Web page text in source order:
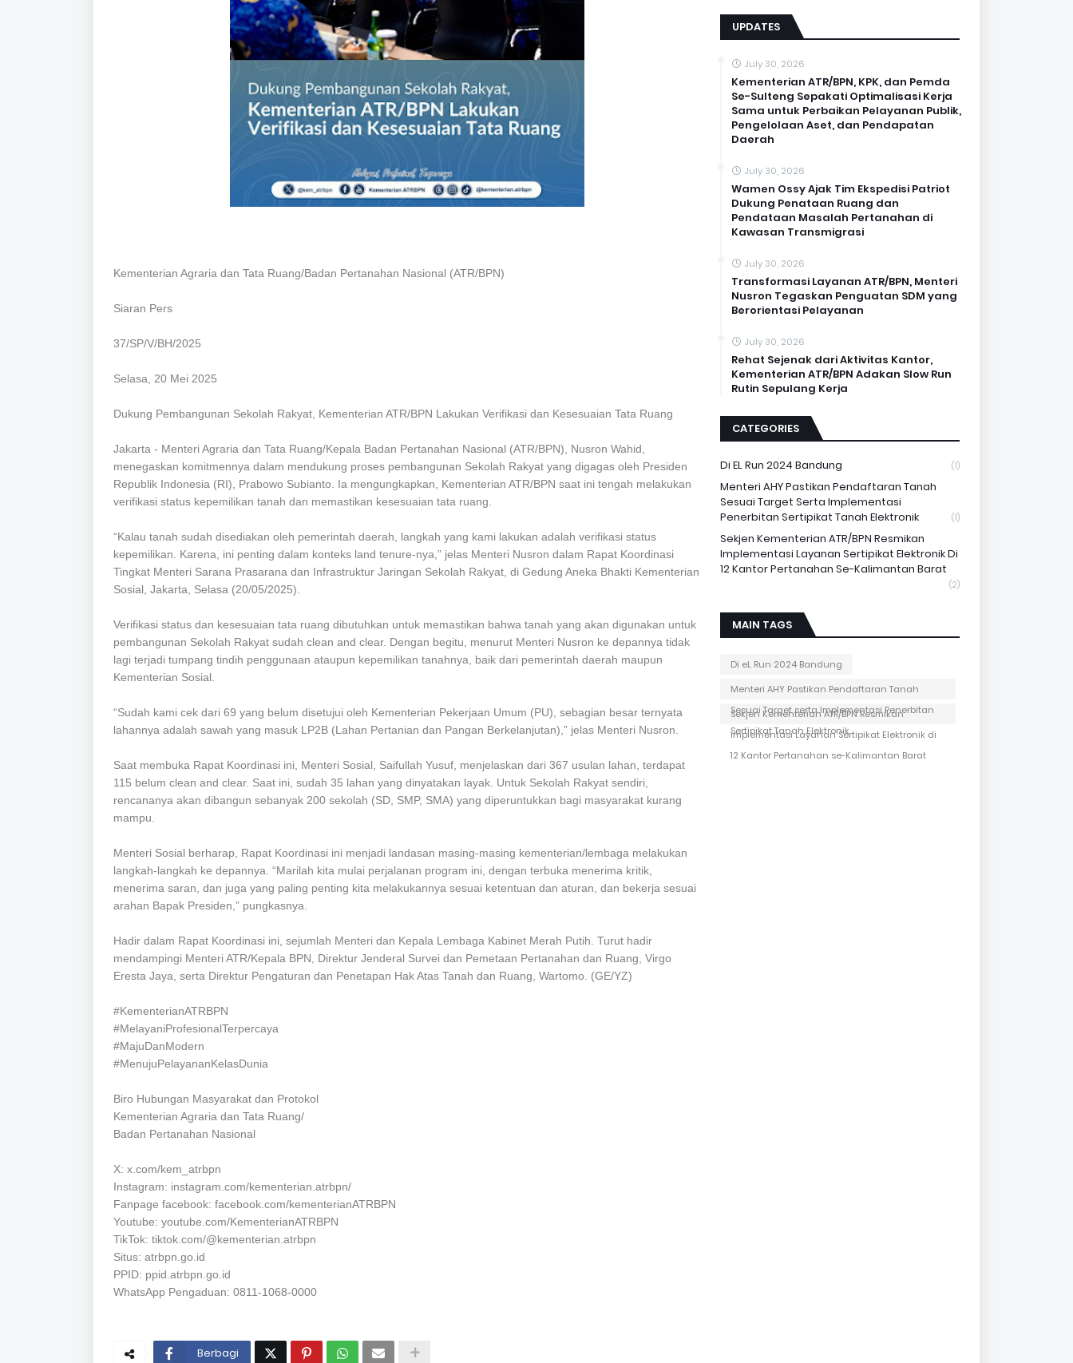
Kementerian Agraria dan Tata Ruang/Badan Pertanahan Nasional (ATR/BPN)
Siaran Pers
37/SP/V/BH/2025
Selasa, 20 Mei 2025
Dukung Pembangunan Sekolah Rakyat, Kementerian ATR/BPN Lakukan Verifikasi dan Kesesuaian Tata Ruang
Jakarta - Menteri Agraria dan Tata Ruang/Kepala Badan Pertanahan Nasional (ATR/BPN), Nusron Wahid,
menegaskan komitmennya dalam mendukung proses pembangunan Sekolah Rakyat yang digagas oleh Presiden
Republik Indonesia (RI), Prabowo Subianto. Ia mengungkapkan, Kementerian ATR/BPN saat ini tengah melakukan
verifikasi status kepemilikan tanah dan memastikan kesesuaian tata ruang.
“Kalau tanah sudah disediakan oleh pemerintah daerah, langkah yang kami lakukan adalah verifikasi status
kepemilikan. Karena, ini penting dalam konteks land tenure-nya,” jelas Menteri Nusron dalam Rapat Koordinasi
Tingkat Menteri Sarana Prasarana dan Infrastruktur Jaringan Sekolah Rakyat, di Gedung Aneka Bhakti Kementerian
Sosial, Jakarta, Selasa (20/05/2025).
Verifikasi status dan kesesuaian tata ruang dibutuhkan untuk memastikan bahwa tanah yang akan digunakan untuk
pembangunan Sekolah Rakyat sudah clean and clear. Dengan begitu, menurut Menteri Nusron ke depannya tidak
lagi terjadi tumpang tindih penggunaan ataupun kepemilikan tanahnya, baik dari pemerintah daerah maupun
Kementerian Sosial.
“Sudah kami cek dari 69 yang belum disetujui oleh Kementerian Pekerjaan Umum (PU), sebagian besar ternyata
lahannya adalah sawah yang masuk LP2B (Lahan Pertanian dan Pangan Berkelanjutan),” jelas Menteri Nusron.
Saat membuka Rapat Koordinasi ini, Menteri Sosial, Saifullah Yusuf, menjelaskan dari 367 usulan lahan, terdapat
115 belum clean and clear. Saat ini, sudah 35 lahan yang dinyatakan layak. Untuk Sekolah Rakyat sendiri,
rencananya akan dibangun sebanyak 200 sekolah (SD, SMP, SMA) yang diperuntukkan bagi masyarakat kurang
mampu.
Menteri Sosial berharap, Rapat Koordinasi ini menjadi landasan masing-masing kementerian/lembaga melakukan
langkah-langkah ke depannya. “Marilah kita mulai perjalanan program ini, dengan terbuka menerima kritik,
menerima saran, dan juga yang paling penting kita melakukannya sesuai ketentuan dan aturan, dan bekerja sesuai
arahan Bapak Presiden,” pungkasnya.
Hadir dalam Rapat Koordinasi ini, sejumlah Menteri dan Kepala Lembaga Kabinet Merah Putih. Turut hadir
mendampingi Menteri ATR/Kepala BPN, Direktur Jenderal Survei dan Pemetaan Pertanahan dan Ruang, Virgo
Eresta Jaya, serta Direktur Pengaturan dan Penetapan Hak Atas Tanah dan Ruang, Wartomo. (GE/YZ)
#KementerianATRBPN
#MelayaniProfesionalTerpercaya
#MajuDanModern
#MenujuPelayananKelasDunia
Biro Hubungan Masyarakat dan Protokol
Kementerian Agraria dan Tata Ruang/
Badan Pertanahan Nasional
X: x.com/kem_atrbpn
Instagram: instagram.com/kementerian.atrbpn/
Fanpage facebook: facebook.com/kementerianATRBPN
Youtube: youtube.com/KementerianATRBPN
TikTok: tiktok.com/@kementerian.atrbpn
Situs: atrbpn.go.id
PPID: ppid.atrbpn.go.id
WhatsApp Pengaduan: 0811-1068-0000
Berbagi
UPDATES
July 30, 2026
Kementerian ATR/BPN, KPK, dan Pemda
Se-Sulteng Sepakati Optimalisasi Kerja
Sama untuk Perbaikan Pelayanan Publik,
Pengelolaan Aset, dan Pendapatan
Daerah
July 30, 2026
Wamen Ossy Ajak Tim Ekspedisi Patriot
Dukung Penataan Ruang dan
Pendataan Masalah Pertanahan di
Kawasan Transmigrasi
July 30, 2026
Transformasi Layanan ATR/BPN, Menteri
Nusron Tegaskan Penguatan SDM yang
Berorientasi Pelayanan
July 30, 2026
Rehat Sejenak dari Aktivitas Kantor,
Kementerian ATR/BPN Adakan Slow Run
Rutin Sepulang Kerja
CATEGORIES
Di EL Run 2024 Bandung (1)
Menteri AHY Pastikan Pendaftaran Tanah
Sesuai Target Serta Implementasi
Penerbitan Sertipikat Tanah Elektronik
(1)
Sekjen Kementerian ATR/BPN Resmikan
Implementasi Layanan Sertipikat Elektronik Di
12 Kantor Pertanahan Se-Kalimantan Barat
(2)
MAIN TAGS
Di eL Run 2024 Bandung
Menteri AHY Pastikan Pendaftaran Tanah
Sesuai Target serta Implementasi Penerbitan
Sertipikat Tanah Elektronik
Sekjen Kementerian ATR/BPN Resmikan
Implementasi Layanan Sertipikat Elektronik di
12 Kantor Pertanahan se-Kalimantan Barat